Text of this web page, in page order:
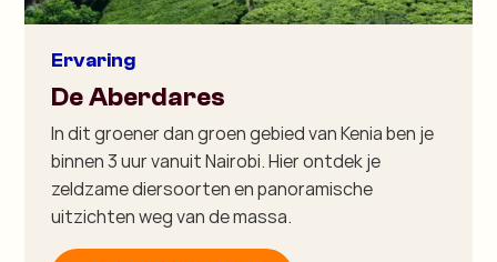
Ervaring
De Aberdares
In dit groener dan groen gebied van Kenia ben je
binnen 3 uur vanuit Nairobi. Hier ontdek je
zeldzame diersoorten en panoramische
uitzichten weg van de massa.